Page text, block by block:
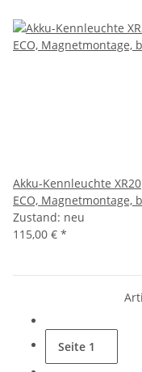
Akku-Kennleuchte XR20
ECO, Magnetmontage,
Zustand: neu
115,00 € *
Seite 1